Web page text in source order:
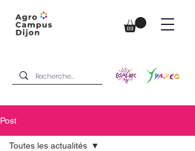
Post
Toutes les actualités